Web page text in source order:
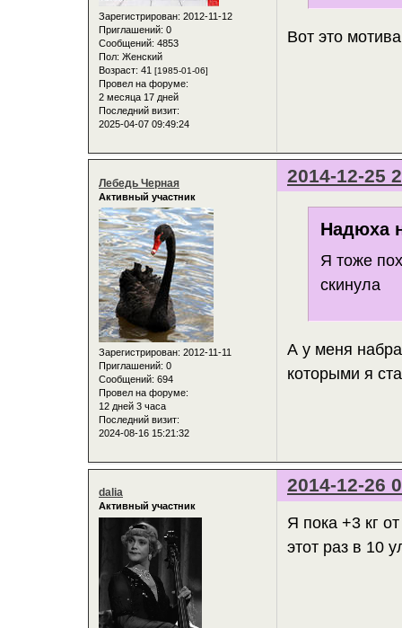
Зарегистрирован: 2012-11-12
Приглашений: 0
Сообщений: 4853
Пол: Женский
Возраст: 41 [1985-01-06]
Провел на форуме:
2 месяца 17 дней
Последний визит:
2025-04-07 09:49:24
Вот это
2014-12-25
Лебедь Черная
Активный участник
Зарегистрирован: 2012-11-11
Приглашений: 0
Сообщений: 694
Провел на форуме:
12 дней 3 часа
Последний визит:
2024-08-16 15:21:32
Надюха
Я тоже
скинула
А у меня
которыми я
2014-12-26
dalia
Активный участник
Я пока +3 кг
этот раз в 10